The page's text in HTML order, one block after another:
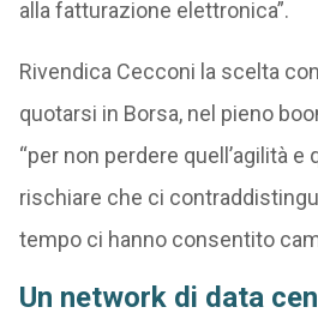
alla fatturazione elettronica”.
Rivendica Cecconi la scelta
quotarsi in Borsa, nel pieno
“per non perdere quell’agilità e
rischiare che ci
tempo ci hanno consentito
Un network di data